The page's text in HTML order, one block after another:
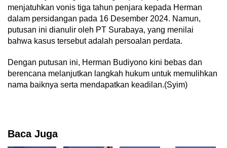
menjatuhkan vonis tiga tahun penjara kepada Herman
dalam persidangan pada 16 Desember 2024. Namun,
putusan ini dianulir oleh PT Surabaya, yang menilai
bahwa kasus tersebut adalah persoalan perdata.
Dengan putusan ini, Herman Budiyono kini bebas dan
berencana melanjutkan langkah hukum untuk memulihkan
nama baiknya serta mendapatkan keadilan.(Syim)
Baca Juga